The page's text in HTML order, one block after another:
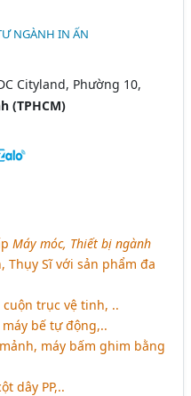
NGÀNH IN ẤN
Cityland, Phường 10,
(TPHCM)
Máy móc, Thiết bị ngành
Thụy Sĩ với sản phẩm đa
trục vệ tinh, ..
bế tự động,..
máy bấm ghim bằng
dây PP,..